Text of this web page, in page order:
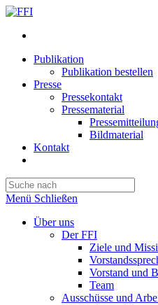
Publikation
Publikation bestellen
Presse
Pressekontakt
Pressematerial
Bildmaterial
Kontakt
umschalten
Menü Schließen
Über uns
Der FFI
Ziele und
Vorstand und
Team
Ausschüsse und